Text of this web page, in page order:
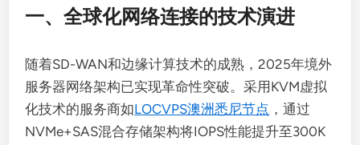
一、全球化网络连接的技术演进
随着SD-WAN和边缘计算技术的成熟，2025年境外
服务器网络架构已实现革命性突破。采用KVM虚拟
化技术的服务商如LOCVPS澳洲悉尼节点 ，通过
NVMe+SAS混合存储架构将IOPS性能提升至300K